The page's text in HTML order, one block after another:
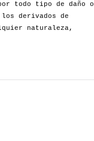
todo tipo de daño o
derivados de
naturaleza,